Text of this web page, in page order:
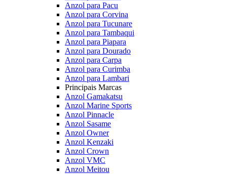
Anzol para Pacu
Anzol para Corvina
Anzol para Tucunare
Anzol para Tambaqui
Anzol para Piapara
Anzol para Dourado
Anzol para Carpa
Anzol para Curimba
Anzol para Lambari
Principais Marcas
Anzol Gamakatsu
Anzol Marine Sports
Anzol Pinnacle
Anzol Sasame
Anzol Owner
Anzol Kenzaki
Anzol Crown
Anzol VMC
Anzol Meitou